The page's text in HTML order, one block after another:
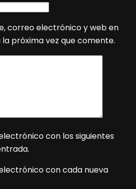
correo electrónico y web en
próxima vez que comente.
con los siguientes
con cada nueva